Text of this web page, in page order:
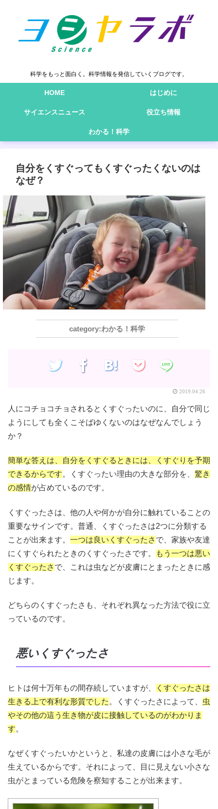
科学をもっと面白く。科学情報を発信していくブログです。
HOME はじめに
サイエンスニュース 役立ち情報
わかる！科学
自分をくすぐってもくすぐったくないのは
なぜ？
わかる！科学
2019.04.26
人にコチョコチョされるとくすぐったいのに、自分で同じ
ようにしても全くこそばゆくないのはなぜなんでしょう
か？
簡単な答えは、自分をくすぐるときには、くすぐりを予期
できるからです。くすぐったい理由の大きな部分を、 驚き
の感情が占めているのです。
くすぐったさは、他の人や何かが自分に触れていることの
重要なサインです。普通、くすぐったさは2つに分類する
ことが出来ます。 一つは良いくすぐったさ で、家族や友達
にくすぐられたときのくすぐったさです。
もう一つは悪い
くすぐったさ で、これは虫などが皮膚にとまったときに感
じます。
どちらのくすぐったさも、それぞれ異なった方法で役に立
っているのです。
悪いくすぐったさ
ヒトは何十万年もの間存続していますが、
くすぐったさは
生きる上で有利な形質でした 。くすぐったさによって、 虫
やその他の這う生き物が皮に接触しているのがわかりま
す。
なぜくすぐったいかというと、私達の皮膚には小さな毛が
生えているからです。それによって、目に見えない小さな
虫がとまっている危険を察知することが出来ます。